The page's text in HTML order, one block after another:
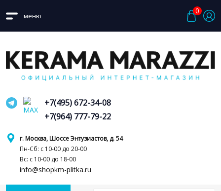
меню
0
г. Москва, Шоссе Энтузиастов, д. 54
Пн-Сб: с 10-00 до 20-00
Вс: с 10-00 до 18-00
info@shopkm-plitka.ru
+7(495) 672-34-08
+7(964) 777-79-22